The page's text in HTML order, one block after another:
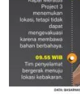
Evakuasi
Mutiara
3 Agustus